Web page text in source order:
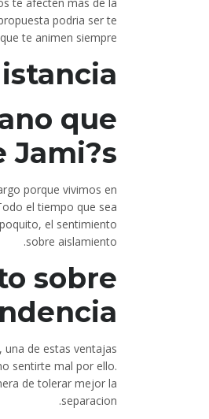
podri­a ser te
te animen siempre.
que
Jami?s
porque vivimos en
el tiempo que sea
el sentimiento
sobre aislamiento.
sobre
de estas ventajas
sentirte mal por ello.
de tolerar mejor la
separacion.